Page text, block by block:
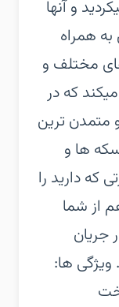
و آنها
همراه
های مختلف و
که در
متمدن ترین
ها و
که دارید را
از شما
جریان
ها: